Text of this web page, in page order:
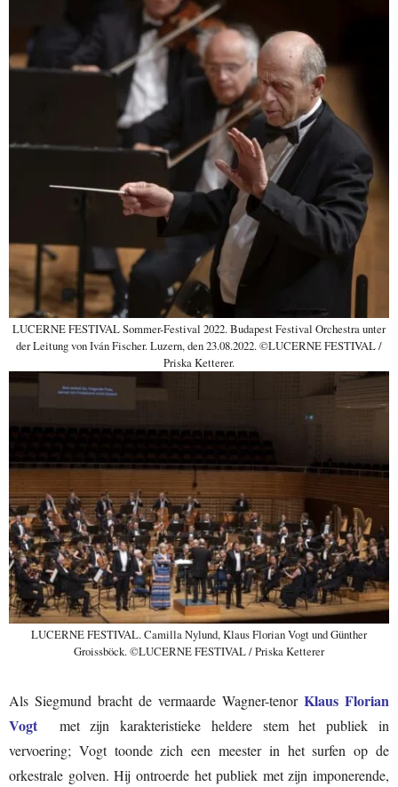
LUCERNE FESTIVAL Sommer-Festival 2022. Budapest Festival Orchestra unter
der Leitung von Iván Fischer. Luzern, den 23.08.2022. ©LUCERNE FESTIVAL /
Priska Ketterer.
LUCERNE FESTIVAL. Camilla Nylund, Klaus Florian Vogt und Günther
Groissböck. ©LUCERNE FESTIVAL / Priska Ketterer
Als Siegmund bracht de vermaarde Wagner-tenor Klaus Florian
Vogt met zijn karakteristieke heldere stem het publiek in
vervoering; Vogt toonde zich een meester in het surfen op de
orkestrale golven. Hij ontroerde het publiek met zijn imponerende,